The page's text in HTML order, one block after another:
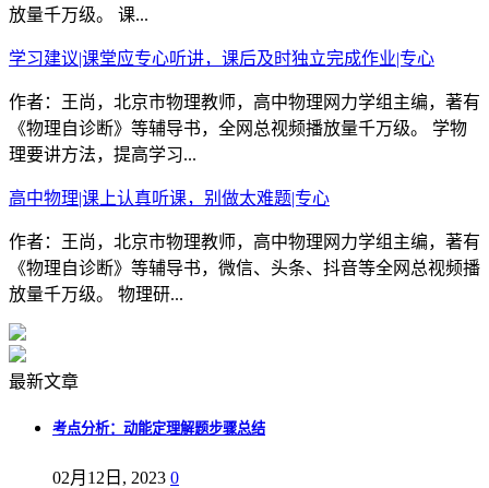
放量千万级。 课...
学习建议|课堂应专心听讲，课后及时独立完成作业|专心
作者：王尚，北京市物理教师，高中物理网力学组主编，著有
《物理自诊断》等辅导书，全网总视频播放量千万级。 学物
理要讲方法，提高学习...
高中物理|课上认真听课，别做太难题|专心
作者：王尚，北京市物理教师，高中物理网力学组主编，著有
《物理自诊断》等辅导书，微信、头条、抖音等全网总视频播
放量千万级。 物理研...
最新文章
考点分析：动能定理解题步骤总结
02月12日, 2023 0